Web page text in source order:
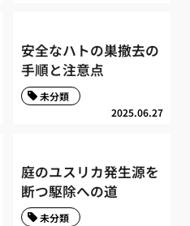
安全なハトの巣撤去の
手順と注意点
2025.06.27
未分類
庭のユスリカ発生源を
断つ駆除への道
未分類